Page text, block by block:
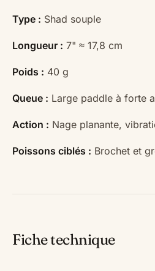
Type : Shad souple
Longueur : 7" ≈ 17,8 cm
Poids : 40 g
Queue : Large paddle à forte
Action : Nage planante,
Poissons ciblés : Brochet et
Fiche technique